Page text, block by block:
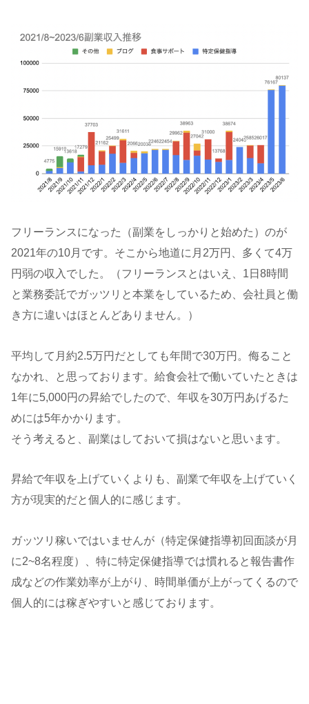
フリーランスになった（副業をしっかりと始めた）のが
2021年の10月です。そこから地道に月2万円、多くて4万
円弱の収入でした。（フリーランスとはいえ、1日8時間
と業務委託でガッツリと本業をしているため、会社員と働
き方に違いはほとんどありません。）
平均して月約2.5万円だとしても年間で30万円。侮ること
なかれ、と思っております。給食会社で働いていたときは
1年に5,000円の昇給でしたので、年収を30万円あげるた
めには5年かかります。
そう考えると、副業はしておいて損はないと思います。
昇給で年収を上げていくよりも、副業で年収を上げていく
方が現実的だと個人的に感じます。
ガッツリ稼いではいませんが（特定保健指導初回面談が月
に2~8名程度）、特に特定保健指導では慣れると報告書作
成などの作業効率が上がり、時間単価が上がってくるので
個人的には稼ぎやすいと感じております。